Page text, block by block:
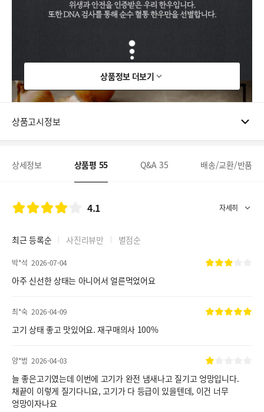
상품정보 더보기
상품고시정보
상세정보 상품평 55 Q&A 35 배송/교환/반품
4.1
최근 등록순 사진리뷰만 별점순
박*석 2026-07-04
아주 신선한 상태는 아니어서 얼른먹었어요
최*숙 2026-04-09
고기 상태 좋고 맛있어요. 재구매의사 100%
양*범 2026-04-03
늘 좋은고기였는데 이번에 고기가 완전 냄새나고 질기고 엉망입니다.
채끝이 이렇게 질기다니요, 고기가 다 등급이 있을텐데, 이건 너무
엉망이자나요